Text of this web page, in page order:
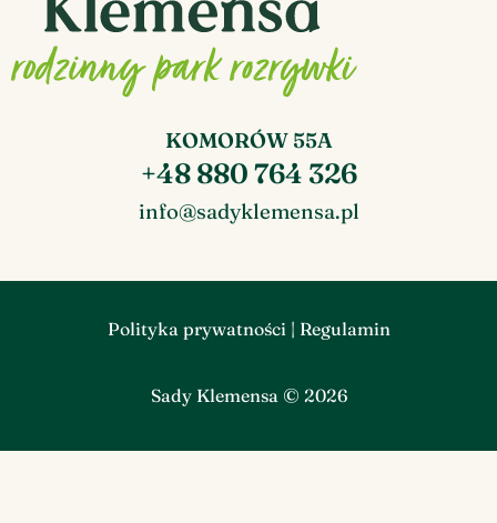
KOMORÓW 55A
+48 880 764 326
info@sadyklemensa.pl
Polityka prywatności| Regulamin
Sady Klemensa © 2026